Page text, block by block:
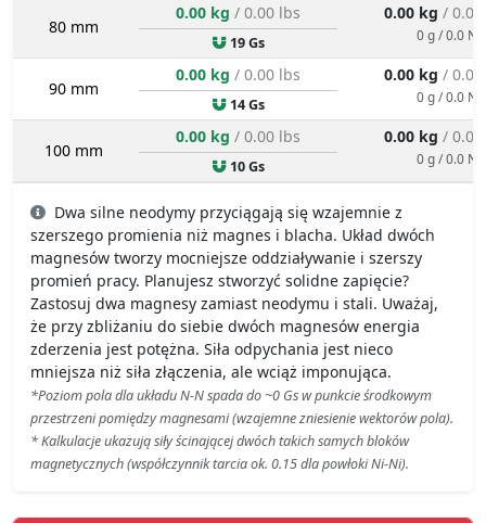
80 mm
0.00 kg / 0.00 lbs
19 Gs
0.00 kg /
0 g / 0.0 N
90 mm
0.00 kg / 0.00 lbs
14 Gs
0.00 kg /
0 g / 0.0 N
100 mm
0.00 kg / 0.00 lbs
10 Gs
0.00 kg /
0 g / 0.0 N
Dwa silne neodymy przyciągają się wzajemnie z
szerszego promienia niż magnes i blacha. Układ dwóch
magnesów tworzy mocniejsze oddziaływanie i szerszy
promień pracy. Planujesz stworzyć solidne zapięcie?
Zastosuj dwa magnesy zamiast neodymu i stali. Uważaj,
że przy zbliżaniu do siebie dwóch magnesów energia
zderzenia jest potężna. Siła odpychania jest nieco
mniejsza niż siła złączenia, ale wciąż imponująca.
*Poziom pola dla układu N-N spada do ~0 Gs w punkcie środkowym
przestrzeni pomiędzy magnesami (wzajemne zniesienie wektorów pola).
* Kalkulacje ukazują siły ścinającej dwóch takich samych bloków
magnetycznych (współczynnik tarcia ok. 0.15 dla powłoki Ni-Ni).